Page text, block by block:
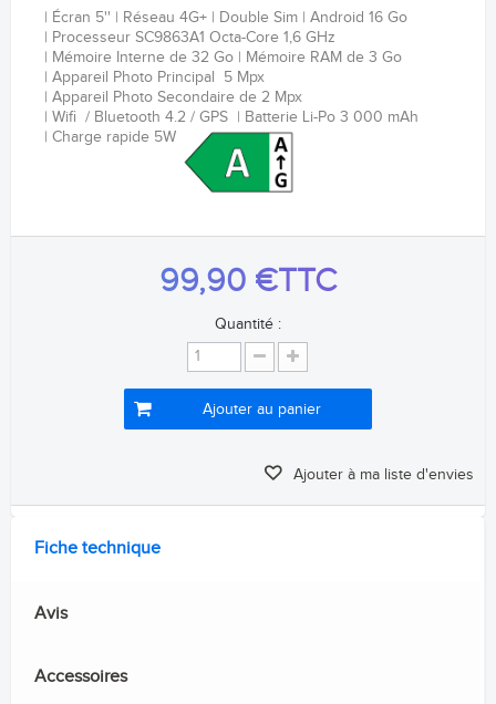
Écran 5'' Réseau 4G+ Double Sim
Android 16 Go
Processeur SC9863A1 Octa-Core 1,6 GHz
Mémoire Interne de 32 Go
Mémoire RAM de 3 Go
Appareil Photo Principal 5 Mpx
Appareil Photo Secondaire de 2 Mpx
Wifi / Bluetooth 4.2 / GPS
Batterie Li-Po 3 000 mAh
Charge rapide 5W
99,90 €TTC
Quantité :
Ajouter au panier
Ajouter à ma liste d'envies
Fiche technique
Avis
Accessoires